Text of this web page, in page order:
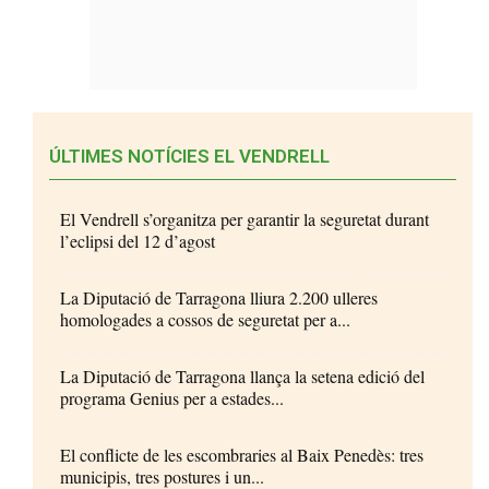
ÚLTIMES NOTÍCIES EL VENDRELL
El Vendrell s’organitza per garantir la seguretat durant
l’eclipsi del 12 d’agost
La Diputació de Tarragona lliura 2.200 ulleres
homologades a cossos de seguretat per a...
La Diputació de Tarragona llança la setena edició del
programa Genius per a estades...
El conflicte de les escombraries al Baix Penedès: tres
municipis, tres postures i un...